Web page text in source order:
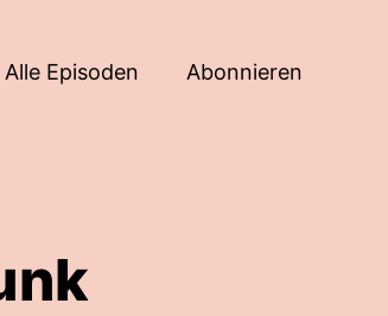
Alle Episoden Abonnieren